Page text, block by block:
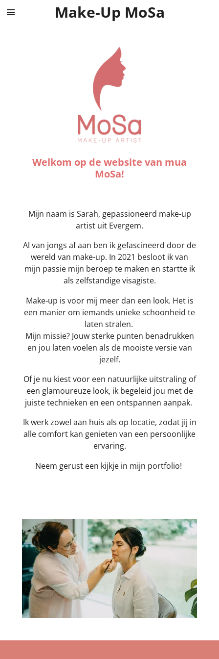
Ga
Make-Up MoSa
Welkom op de website van mua
MoSa!
Mijn naam is Sarah, gepassioneerd make-up
artist uit Evergem.
Al van jongs af aan ben ik gefascineerd door de
wereld van make-up. In 2021 besloot ik van
mijn passie mijn beroep te maken en startte ik
als zelfstandige visagiste.
Make-up is voor mij meer dan een look. Het is
een manier om iemands unieke schoonheid te
laten stralen.
Mijn missie? Jouw sterke punten benadrukken
en jou laten voelen als de mooiste versie van
jezelf.
Of je nu kiest voor een natuurlijke uitstraling of
een glamoureuze look, ik begeleid jou met de
juiste technieken en een ontspannen aanpak.
Ik werk zowel aan huis als op locatie, zodat jij in
alle comfort kan genieten van een persoonlijke
ervaring.
Neem gerust een kijkje in mijn portfolio!